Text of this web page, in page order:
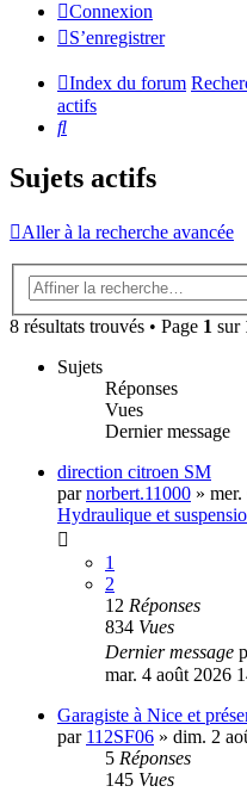
Connexion
S’enregistrer
Index du forum
actifs
Rechercher
Sujets actifs
Aller à la recherche avancée
8 résultats trouvés • Page 1 sur
Sujets
Réponses
Vues
Dernier message
direction citroen SM
parnorbert.11000 »
Hydraulique et
1
2
12 Réponses
834 Vues
Dernier message
mar. 4 août 2026
Garagiste à Nice et
par 112SF06 » dim. 2
5 Réponses
145 Vues